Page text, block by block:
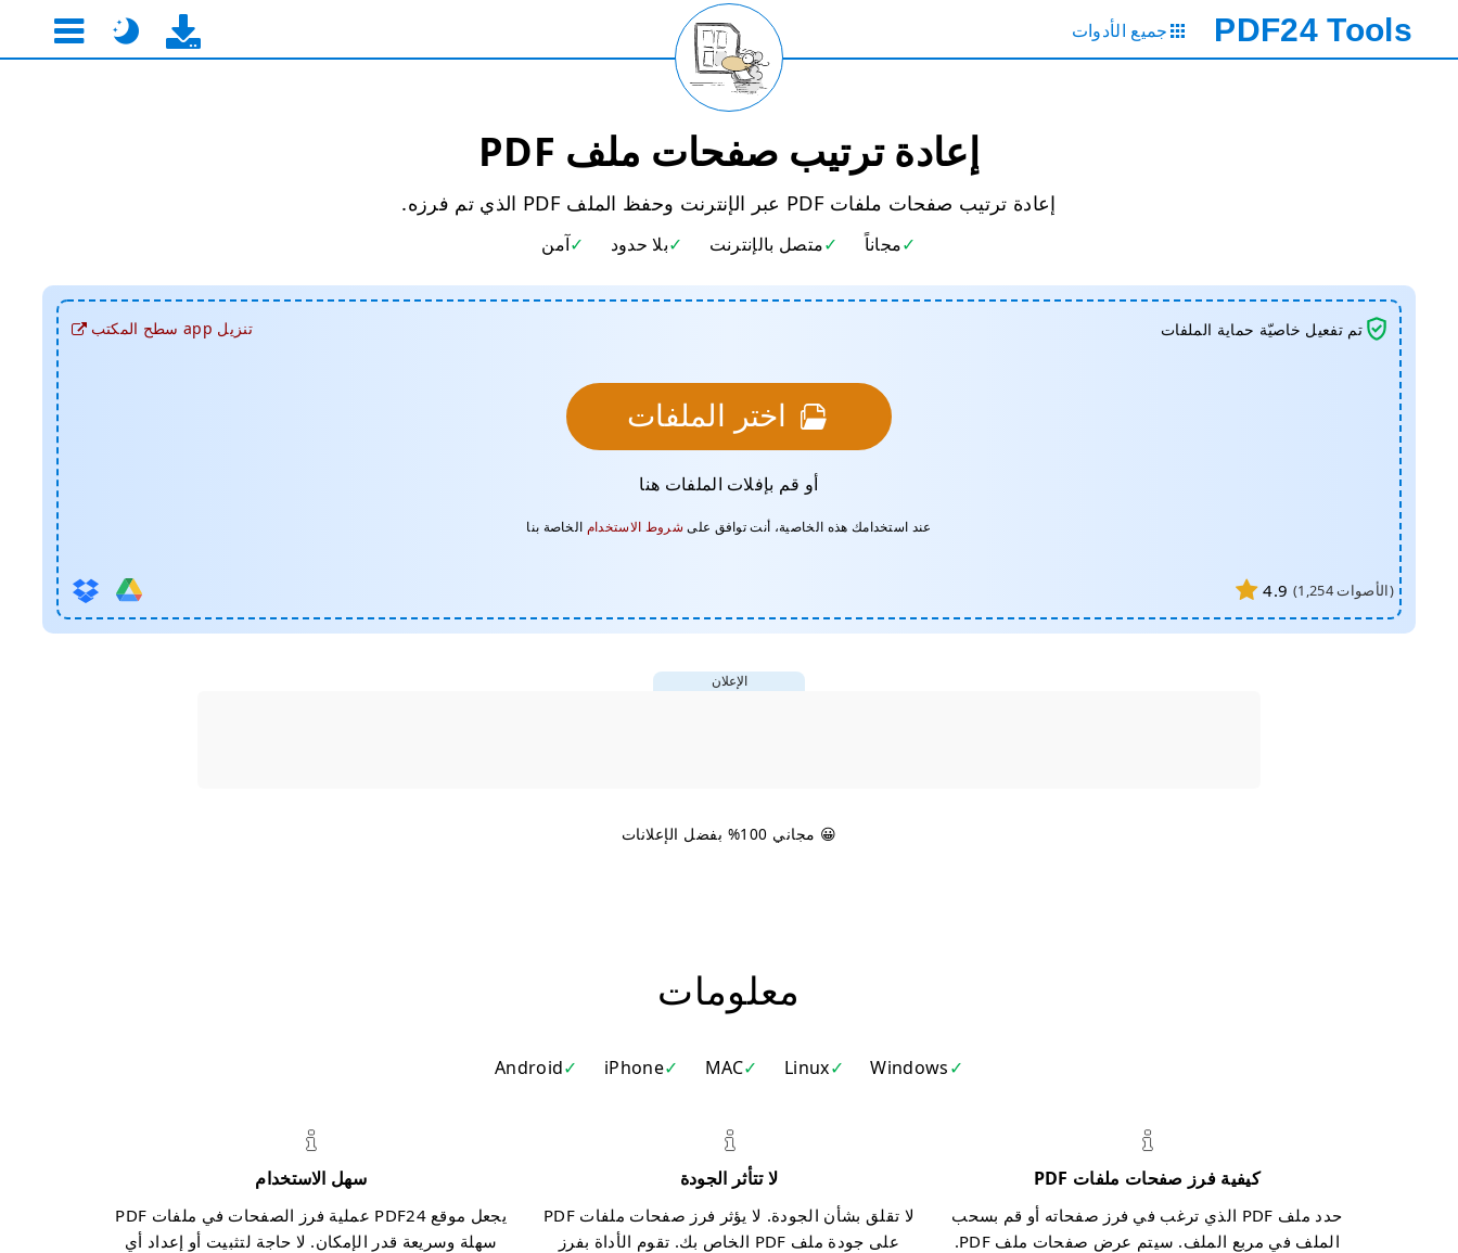
PDF24 Tools جميع الأدوات
إعادة ترتيب صفحات ملف PDF
إعادة ترتيب صفحات ملفات PDF عبر الإنترنت وحفظ الملف PDF الذي تم فرزه.
مجاناً متصل بالإنترنت بلا حدود آمن
اختر الملفات
أو قم بإفلات الملفات هنا
عند استخدامك هذه الخاصية، أنت توافق على شروط الاستخدام الخاصة بنا
4.9 (1,254 الأصوات)
تنزيل app سطح المكتب تم تفعيل خاصيّة حماية الملفات
الإعلان
😀 مجاني 100% بفضل الإعلانات
معلومات
Windows
Linux
MAC
iPhone
Android
كيفية فرز صفحات ملفات PDF
حدد ملف PDF الذي ترغب في فرز صفحاته أو قم بسحب
الملف في مربع الملف. سيتم عرض صفحات ملف PDF.
لا تتأثر الجودة
لا تقلق بشأن الجودة. لا يؤثر فرز صفحات ملفات PDF
على جودة ملف PDF الخاص بك. تقوم الأداة بفرز
سهل الاستخدام
يجعل موقع PDF24 عملية فرز الصفحات في ملفات PDF
سهلة وسريعة قدر الإمكان. لا حاجة لتثبيت أو إعداد أي